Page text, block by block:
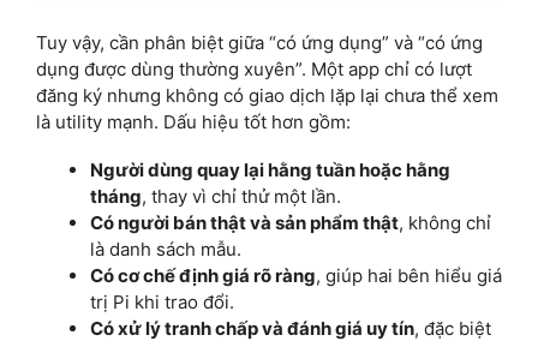
Tuy vậy, cần phân biệt giữa “có ứng dụng” và “có ứng
dụng được dùng thường xuyên”. Một app chỉ có lượt
đăng ký nhưng không có giao dịch lặp lại chưa thể xem
là utility mạnh. Dấu hiệu tốt hơn gồm:
Người dùng quay lại hằng tuần hoặc hằng
tháng, thay vì chỉ thử một lần.
Có người bán thật và sản phẩm thật, không chỉ
là danh sách mẫu.
Có cơ chế định giá rõ ràng, giúp hai bên hiểu giá
trị Pi khi trao đổi.
Có xử lý tranh chấp và đánh giá uy tín, đặc biệt